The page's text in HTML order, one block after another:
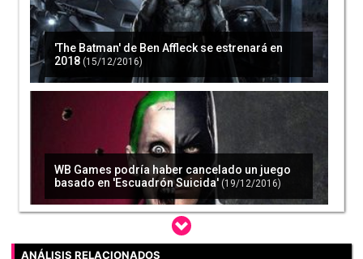
'The Batman' de Ben Affleck se estrenará en
2018 (15/12/2016)
WB Games podría haber cancelado un juego
basado en 'Escuadrón Suicida' (19/12/2016)
ANÁLISIS RELACIONADOS